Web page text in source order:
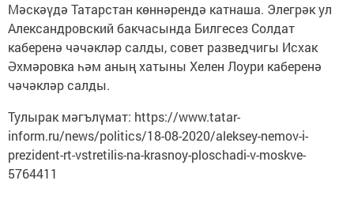
Мәскәүдә Татарстан көннәрендә катнаша. Элегрәк ул
Александровский бакчасында Билгесез Солдат
каберенә чәчәкләр салды, совет разведчигы Исхак
Әхмәровка һәм аның хатыны Хелен Лоури каберенә
чәчәкләр салды.
Тулырак мәгълүмат: https://www.tatar-
inform.ru/news/politics/18-08-2020/aleksey-nemov-i-
prezident-rt-vstretilis-na-krasnoy-ploschadi-v-moskve-
5764411